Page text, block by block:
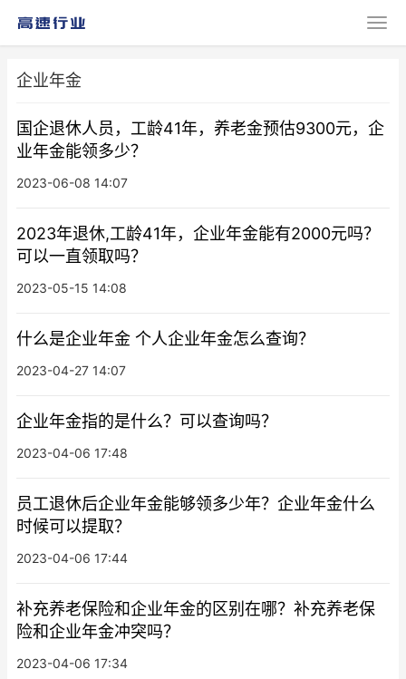
企业年金
国企退休人员，工龄41年，养老金预估9300元，企
业年金能领多少？
2023-06-08 14:07
2023年退休,工龄41年，企业年金能有2000元吗？
可以一直领取吗？
2023-05-15 14:08
什么是企业年金 个人企业年金怎么查询？
2023-04-27 14:07
企业年金指的是什么？可以查询吗？
2023-04-06 17:48
员工退休后企业年金能够领多少年？企业年金什么
时候可以提取？
2023-04-06 17:44
补充养老保险和企业年金的区别在哪？补充养老保
险和企业年金冲突吗？
2023-04-06 17:34